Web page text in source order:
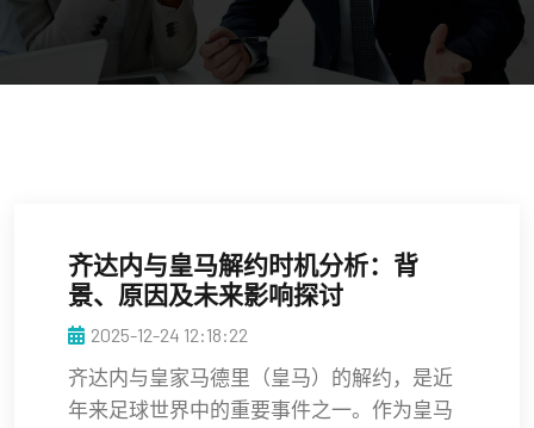
齐达内与皇马解约时机分析：背
景、原因及未来影响探讨
2025-12-24 12:18:22
齐达内与皇家马德里（皇马）的解约，是近
年来足球世界中的重要事件之一。作为皇马